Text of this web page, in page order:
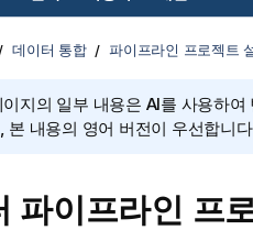
데이터 통합 파이프라인 프로젝트
이지의 일부 내용은 AI를 사용하
본 내용의 영어 버전이 우선합니
파이프라인 프